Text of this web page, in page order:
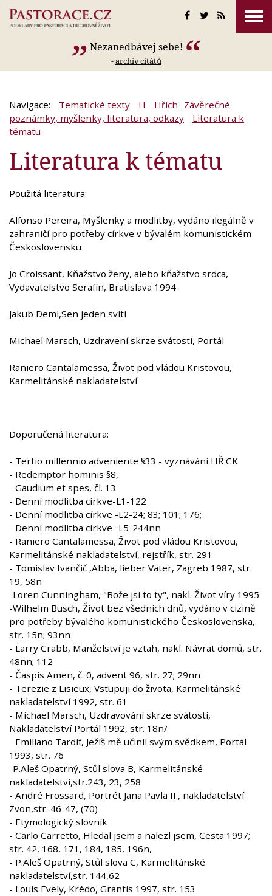
Nezanedbávej sebe!
-archív citátů
Navigace: Tematické texty H Hřích Závěrečné
poznámky, myšlenky, literatura, odkazy
Literatura k
tématu
Literatura k tématu
Použitá literatura:
Alfonso Pereira, Myšlenky a modlitby, vydáno ilegálně v
zahraničí pro potřeby církve v bývalém komunistickém
Československu
Jo Croissant, Kňažstvo ženy, alebo kňažstvo srdca,
Vydavatelstvo Serafín, Bratislava 1994
Jakub Deml,Sen jeden svítí
Michael Marsch, Uzdravení skrze svátosti, Portál
Raniero Cantalamessa, Život pod vládou Kristovou,
Karmelitánské nakladatelství
Doporučená literatura:
- Tertio millennio adveniente §33 - vyznávání HŘ CK
- Redemptor hominis §8,
- Gaudium et spes, čl. 13
- Denní modlitba církve-L1-122
- Denní modlitba církve -L2-24; 83; 101; 176;
- Denní modlitba církve -L5-244nn
- Raniero Cantalamessa, Život pod vládou Kristovou,
Karmelitánské nakladatelství, rejstřík, str. 291
- Tomislav Ivančič ,Abba, lieber Vater, Zagreb 1987, str.
19, 58n
-Loren Cunningham, "Bože jsi to ty", nakl. Život víry 1995
-Wilhelm Busch, Život bez všedních dnů, vydáno v cizině
pro potřeby bývalého komunistického Československa,
str. 15n; 93nn
- Larry Crabb, Manželství je vztah, nakl. Návrat domů, str.
48nn; 112
- Časpis Amen, č. 0, advent 96, str. 27; 29nn
- Terezie z Lisieux, Vstupuji do života, Karmelitánské
nakladatelství 1992, str. 61
- Michael Marsch, Uzdravování skrze svátosti,
Nakladatelství Portál 1992, str. 18n/
- Emiliano Tardif, Ježíš mě učinil svým svědkem, Portál
1993, str. 76
-P.Aleš Opatrný, Stůl slova B, Karmelitánské
nakladatelství,str.243, 23, 258
- André Frossard, Portrét Jana Pavla II., nakladatelství
Zvon,str. 46-47, (70)
- Etymologický slovník
- Carlo Carretto, Hledal jsem a nalezl jsem, Cesta 1997;
str. 42, 168, 171, 184, 185, 196n,
- P.Aleš Opatrný, Stůl slova C, Karmelitánské
nakladatelství,str. 144,62
- Louis Evely, Krédo, Grantis 1997, str. 153